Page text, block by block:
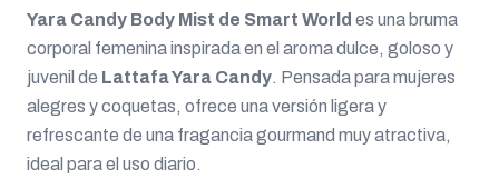
Yara Candy Body Mist de Smart World es una bruma
corporal femenina inspirada en el aroma dulce, goloso y
juvenil de Lattafa Yara Candy. Pensada para mujeres
alegres y coquetas, ofrece una versión ligera y
refrescante de una fragancia gourmand muy atractiva,
ideal para el uso diario.